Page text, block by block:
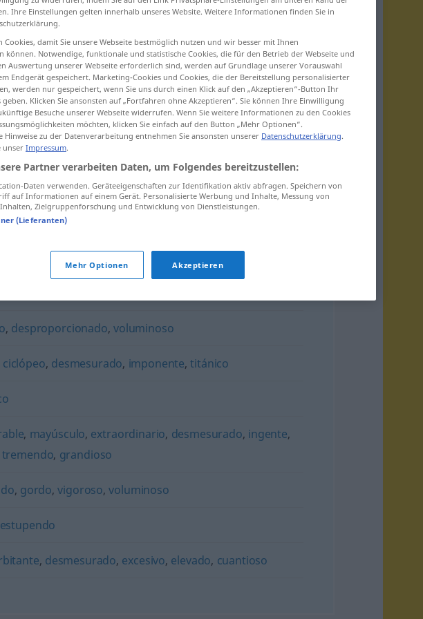
enorme (≈ inmenso)
, desproporcionado,voluminoso
ciclópeo, desmesurado, imponente,titánico
, mayúsculo, extraordinario, desmesurado, ingente,
tremendo, grandioso
, gordo,vigoroso,voluminoso
estupendo
, desmesurado, excesivo, elevado, cuantioso
Ihre Einstellungen gelten innerhalb unseres Website. Weitere Informationen finden Sie in
Cookies, damit Sie unsere Webseite bestmöglich nutzen und wir besser mit Ihnen
können. Notwendige, funktionale und statistische Cookies, die für den Betrieb der Webseite und
Auswertung unserer Webseite erforderlich sind, werden auf Grundlage unserer Vorauswahl
Endgerät gespeichert. Marketing-Cookies und Cookies, die der Bereitstellung personalisierter
werden nur gespeichert, wenn Sie uns durch einen Klick auf den „Akzeptieren“-Button Ihr
geben. Klicken Sie ansonsten auf „Fortfahren ohne Akzeptieren“. Sie können Ihre Einwilligung
Besuche unserer Webseite widerrufen. Wenn Sie weitere Informationen zu den Cookies
möchten, klicken Sie einfach auf den Button „Mehr Optionen“.
Hinweise zu der Datenverarbeitung entnehmen Sie ansonsten unserer Datenschutzerklärung.
unser Impressum.
Partner verarbeiten Daten, um Folgendes bereitzustellen:
Daten verwenden. Geräteeigenschaften zur Identifikation aktiv abfragen. Speichern von
auf Informationen auf einem Gerät. Personalisierte Werbung und Inhalte, Messung von
Zielgruppenforschung und Entwicklung von Dienstleistungen.
(Lieferanten)
Mehr Optionen Akzeptieren